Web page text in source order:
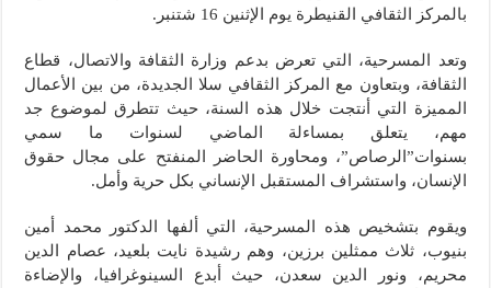
بالمركز الثقافي القنيطرة يوم الإثنين 16 شتنبر.
وتعد المسرحية، التي تعرض بدعم وزارة الثقافة والاتصال، قطاع
الثقافة، وبتعاون مع المركز الثقافي سلا الجديدة، من بين الأعمال
المميزة التي أنتجت خلال هذه السنة، حيث تتطرق لموضوع جد
مهم، يتعلق بمساءلة الماضي لسنوات ما سمي
بسنوات”الرصاص”، ومحاورة الحاضر المنفتح على مجال حقوق
الإنسان، واستشراف المستقبل الإنساني بكل حرية وأمل.
ويقوم بتشخيص هذه المسرحية، التي ألفها الدكتور محمد أمين
بنيوب، ثلاث ممثلين برزين، وهم رشيدة نايت بلعيد، عصام الدين
محريم، ونور الدين سعدن، حيث أبدع السينوغرافيا، والإضاءة